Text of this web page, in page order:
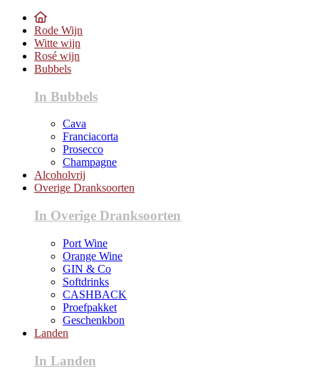
Rode Wijn
Witte wijn
Rosé wijn
Bubbels
In Bubbels
Cava
Franciacorta
Prosecco
Champagne
Alcoholvrij
Overige Dranksoorten
In Overige Dranksoorten
Port Wine
Orange Wine
GIN & Co
Softdrinks
CASHBACK
Proefpakket
Geschenkbon
Landen
In Landen